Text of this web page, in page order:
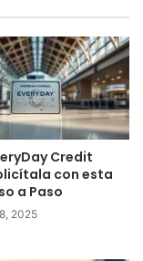
Credit
con esta
a Paso
2025